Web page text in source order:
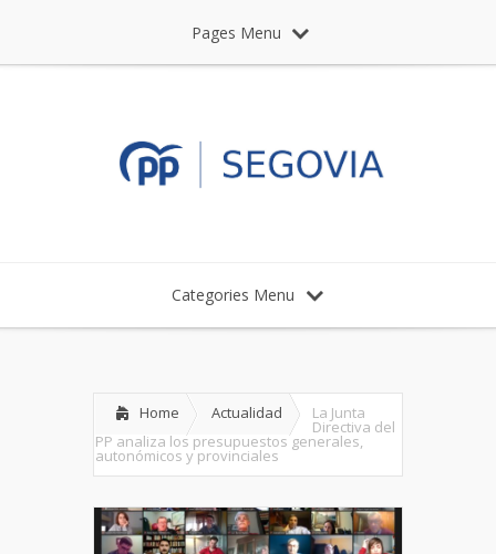
Pages Menu
Categories Menu
Home Actualidad La Junta
Directiva del
PP analiza los presupuestos generales,
autonómicos y provinciales